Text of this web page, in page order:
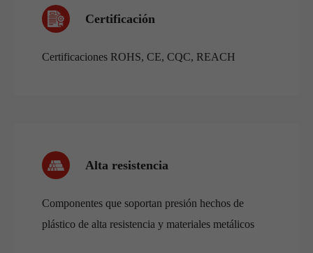
Certificación
Certificaciones ROHS, CE, CQC, REACH
Alta resistencia
Componentes que soportan presión hechos de
plástico de alta resistencia y materiales metálicos